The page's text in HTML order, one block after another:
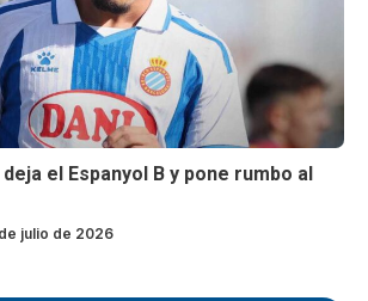
el Espanyol B y pone rumbo al
julio de 2026